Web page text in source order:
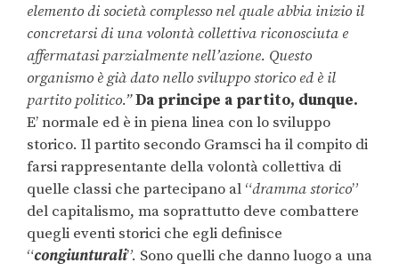
elemento di società complesso nel quale abbia inizio il
concretarsi di una volontà collettiva riconosciuta e
affermatasi parzialmente nell’azione. Questo
organismo è già dato nello sviluppo storico ed è il
partito politico.”Da principe a partito, dunque.
E’ normale ed è in piena linea con lo sviluppo
storico. Il partito secondo Gramsci ha il compito di
farsi rappresentante della volontà collettiva di
quelle classi che partecipano al “dramma storico”
del capitalismo, ma soprattutto deve combattere
quegli eventi storici che egli definisce
“congiunturali”. Sono quelli che danno luogo a una